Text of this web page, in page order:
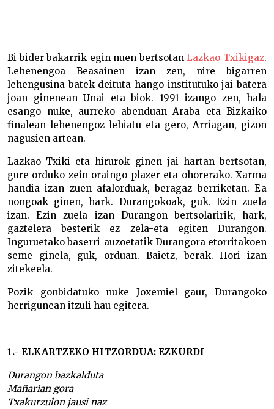
Bi bider bakarrik egin nuen bertsotanLazkao Txikigaz.
Lehenengoa Beasainen izan zen, nire bigarren
lehengusina batek deituta hango institutuko jai batera
joan ginenean Unai eta biok. 1991 izango zen, hala
esango nuke, aurreko abenduan Araba eta Bizkaiko
finalean lehenengoz lehiatu eta gero, Arriagan, gizon
nagusien artean.
Lazkao Txiki eta hirurok ginen jai hartan bertsotan,
gure orduko zein oraingo plazer eta ohorerako. Xarma
handia izan zuen afalorduak, beragaz berriketan. Ea
nongoak ginen, hark. Durangokoak, guk. Ezin zuela
izan. Ezin zuela izan Durangon bertsolaririk, hark,
gaztelera besterik ez zela-eta egiten Durangon.
Inguruetako baserri-auzoetatik Durangora etorritakoen
seme ginela, guk, orduan. Baietz, berak. Hori izan
zitekeela.
Pozik gonbidatuko nuke Joxemiel gaur, Durangoko
herrigunean itzuli hau egitera.
1.- ELKARTZEKO HITZORDUA: EZKURDI
Durangon bazkalduta
Mañarian gora
Txakurzulon jausi naz